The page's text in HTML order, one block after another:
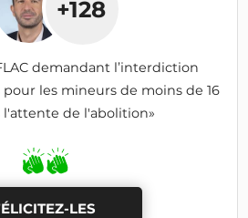
+128
demandant l’interdiction
pour les mineurs de moins de 16
l'attente de l'abolition»
LES